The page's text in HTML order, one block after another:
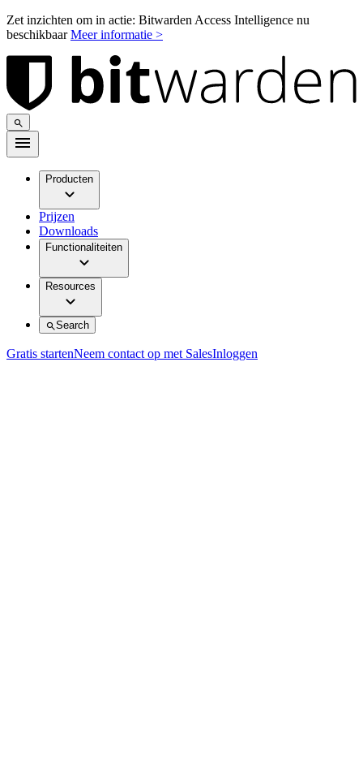
Zet inzichten om in actie: Bitwarden Access Intelligence nu
beschikbaarMeer informatie >
Producten
Prijzen
Downloads
Functionaliteiten
Resources
Search
Gratis startenNeem contact op met SalesInloggen